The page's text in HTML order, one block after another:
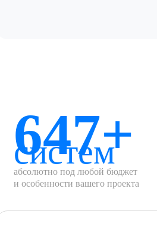
647+
систем
абсолютно под любой бюджет
и особенности вашего проекта